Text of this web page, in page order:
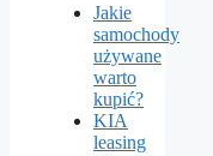
Jakie
samochody
używane
warto
kupić?
KIA
leasing